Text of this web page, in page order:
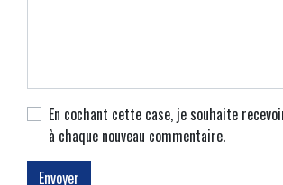
En cochant cette case, je souhaite
à chaque nouveau commentaire.